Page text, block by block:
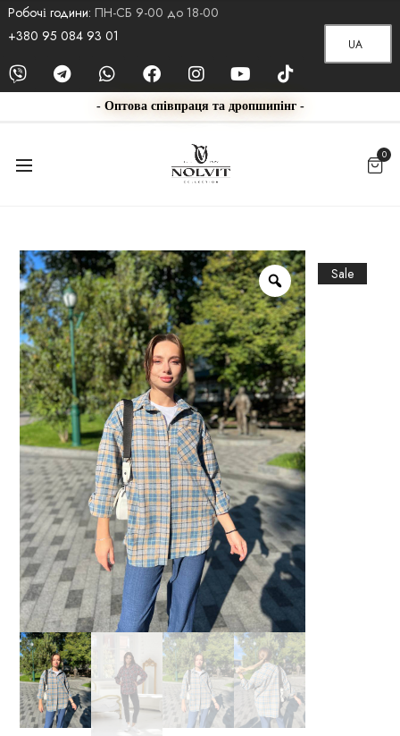
Робочі години: ПН-СБ 9-00 до 18-00
UA
+380 95 084 93 01
- Оптова співпраця та дропшипінг -
0
Sale